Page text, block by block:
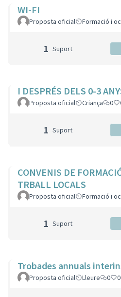
WI-FI
Proposta oficial Formació i
1 Suport
I DESPRÉS DELS 0-3
Proposta oficial Criança 0
1 Suport
CONVENIS DE
TRBALL LOCALS
Proposta oficial Formació i
1 Suport
Trobades annuals
Proposta oficial Lleure 0 0